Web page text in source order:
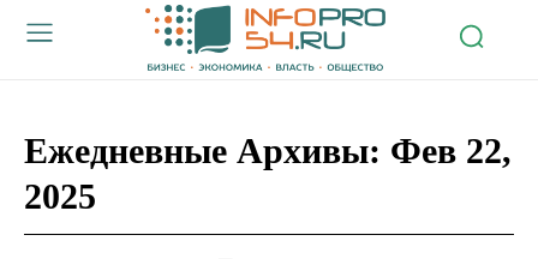
Ежедневные Архивы: Фев 22,
2025